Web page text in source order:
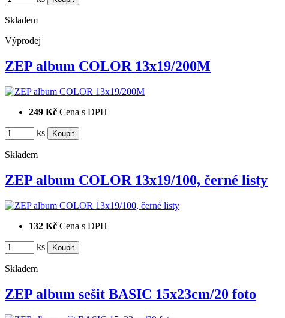
Skladem
Výprodej
ZEP album COLOR 13x19/200M
249 Kč Cena s DPH
ks
Skladem
ZEP album COLOR 13x19/100, černé listy
132 Kč Cena s DPH
ks
Skladem
ZEP album sešit BASIC 15x23cm/20 foto